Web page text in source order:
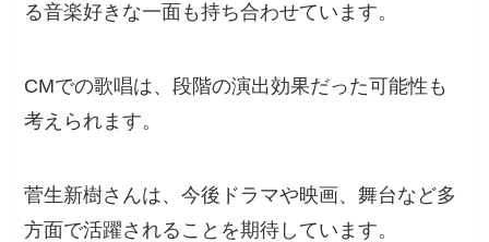
る音楽好きな一面も持ち合わせています。
CMでの歌唱は、段階の演出効果だった可能性も
考えられます。
菅生新樹さんは、今後ドラマや映画、舞台など多
方面で活躍されることを期待しています。